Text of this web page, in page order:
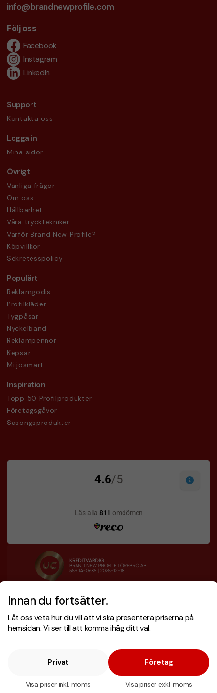
Innan du fortsätter.
Låt oss veta hur du vill att vi ska presentera priserna på
hemsidan. Vi ser till att komma ihåg ditt val.
Privat
Visa priser inkl. moms
Företag
Visa priser exkl. moms
info@brandnewprofile.com
Följ oss
Facebook
Instagram
LinkedIn
Support
Kontakta oss
Logga in
Mina sidor
Övrigt
Vanliga frågor
Om oss
Hållbarhet
Våra trycktekniker
Varför Brand New Profile?
Köpvillkor
Sekretesspolicy
Populärt
Reklamgodis
Profilkläder
Tygpåsar
Nyckelband
Reklampennor
Kepsar
Miljösmart
Inspiration
Topp 50 Profilprodukter
Företagsgåvor
Säsongsprodukter
Designskiss inom 1 h
Fri offert
Snabb leverans
Copyright © 2026 . Brand New Profile AB